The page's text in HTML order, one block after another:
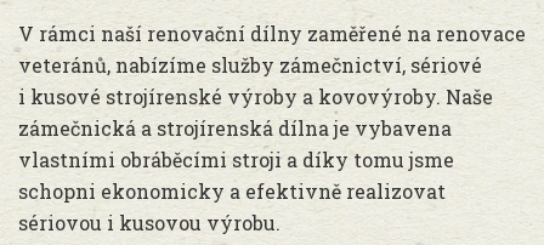
V rámci naší renovační dílny zaměřené na renovace
veteránů, nabízíme služby zámečnictví, sériové
i kusové strojírenské výroby a kovovýroby. Naše
zámečnická a strojírenská dílna je vybavena
vlastními obráběcími stroji a díky tomu jsme
schopni ekonomicky a efektivně realizovat
sériovou i kusovou výrobu.